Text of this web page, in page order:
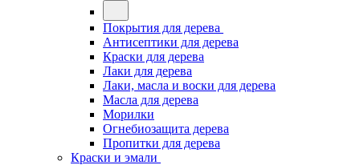
Покрытия для дерева
Антисептики для дерева
Краски для дерева
Лаки для дерева
Лаки, масла и воски для дерева
Масла для дерева
Морилки
Огнебиозащита дерева
Пропитки для дерева
Краски и эмали